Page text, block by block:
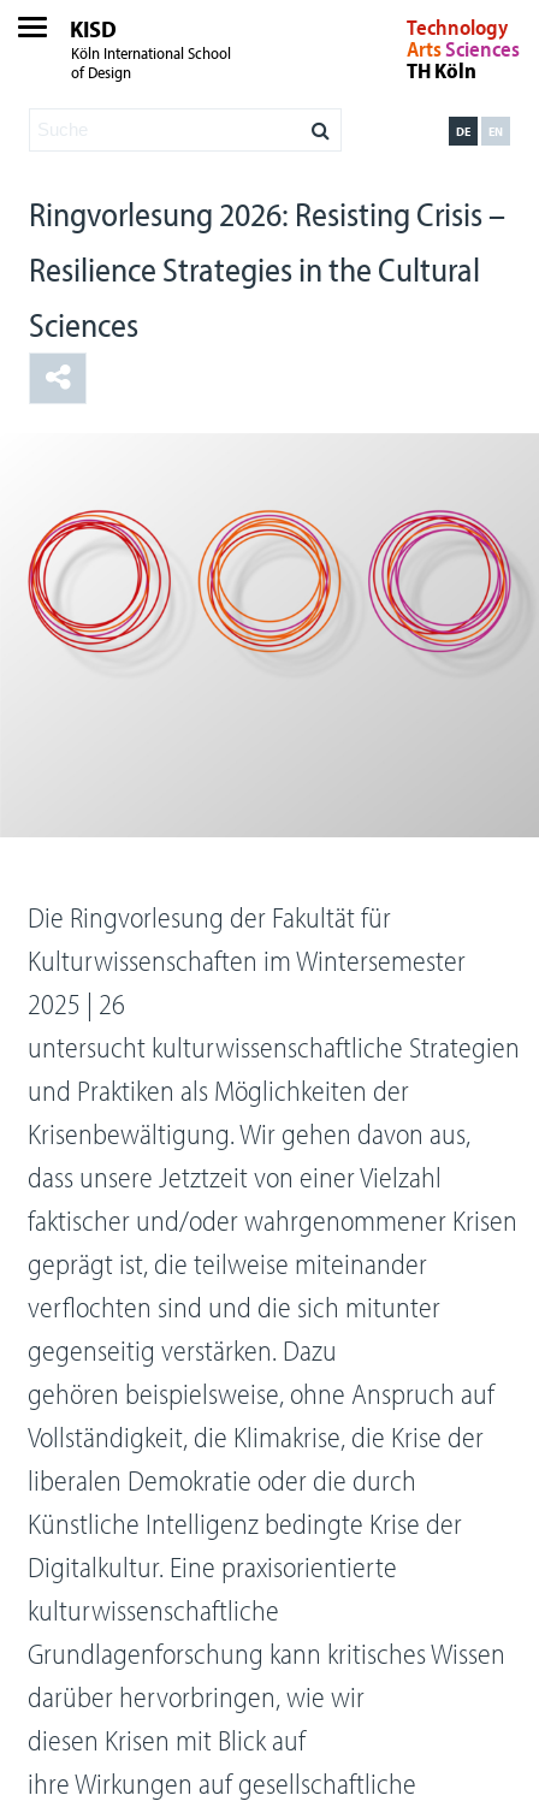
KISD
Köln International School
of Design
Technology
ArtsSciences
TH Köln
EN
DE
Ringvorlesung 2026: Resisting Crisis –
Resilience Strategies in the Cultural
Sciences
Die Ringvorlesung der Fakultät für
Kulturwissenschaften im Wintersemester
2025 | 26
untersucht kulturwissenschaftliche Strategien
und Praktiken als Möglichkeiten der
Krisenbewältigung. Wir gehen davon aus,
dass unsere Jetztzeit von einer Vielzahl
faktischer und/oder wahrgenommener Krisen
geprägt ist, die teilweise miteinander
verflochten sind und die sich mitunter
gegenseitig verstärken. Dazu
gehören beispielsweise, ohne Anspruch auf
Vollständigkeit, die Klimakrise, die Krise der
liberalen Demokratie oder die durch
Künstliche Intelligenz bedingte Krise der
Digitalkultur. Eine praxisorientierte
kulturwissenschaftliche
Grundlagenforschung kann kritisches Wissen
darüber hervorbringen, wie wir
diesen Krisen mit Blick auf
ihre Wirkungen auf gesellschaftliche